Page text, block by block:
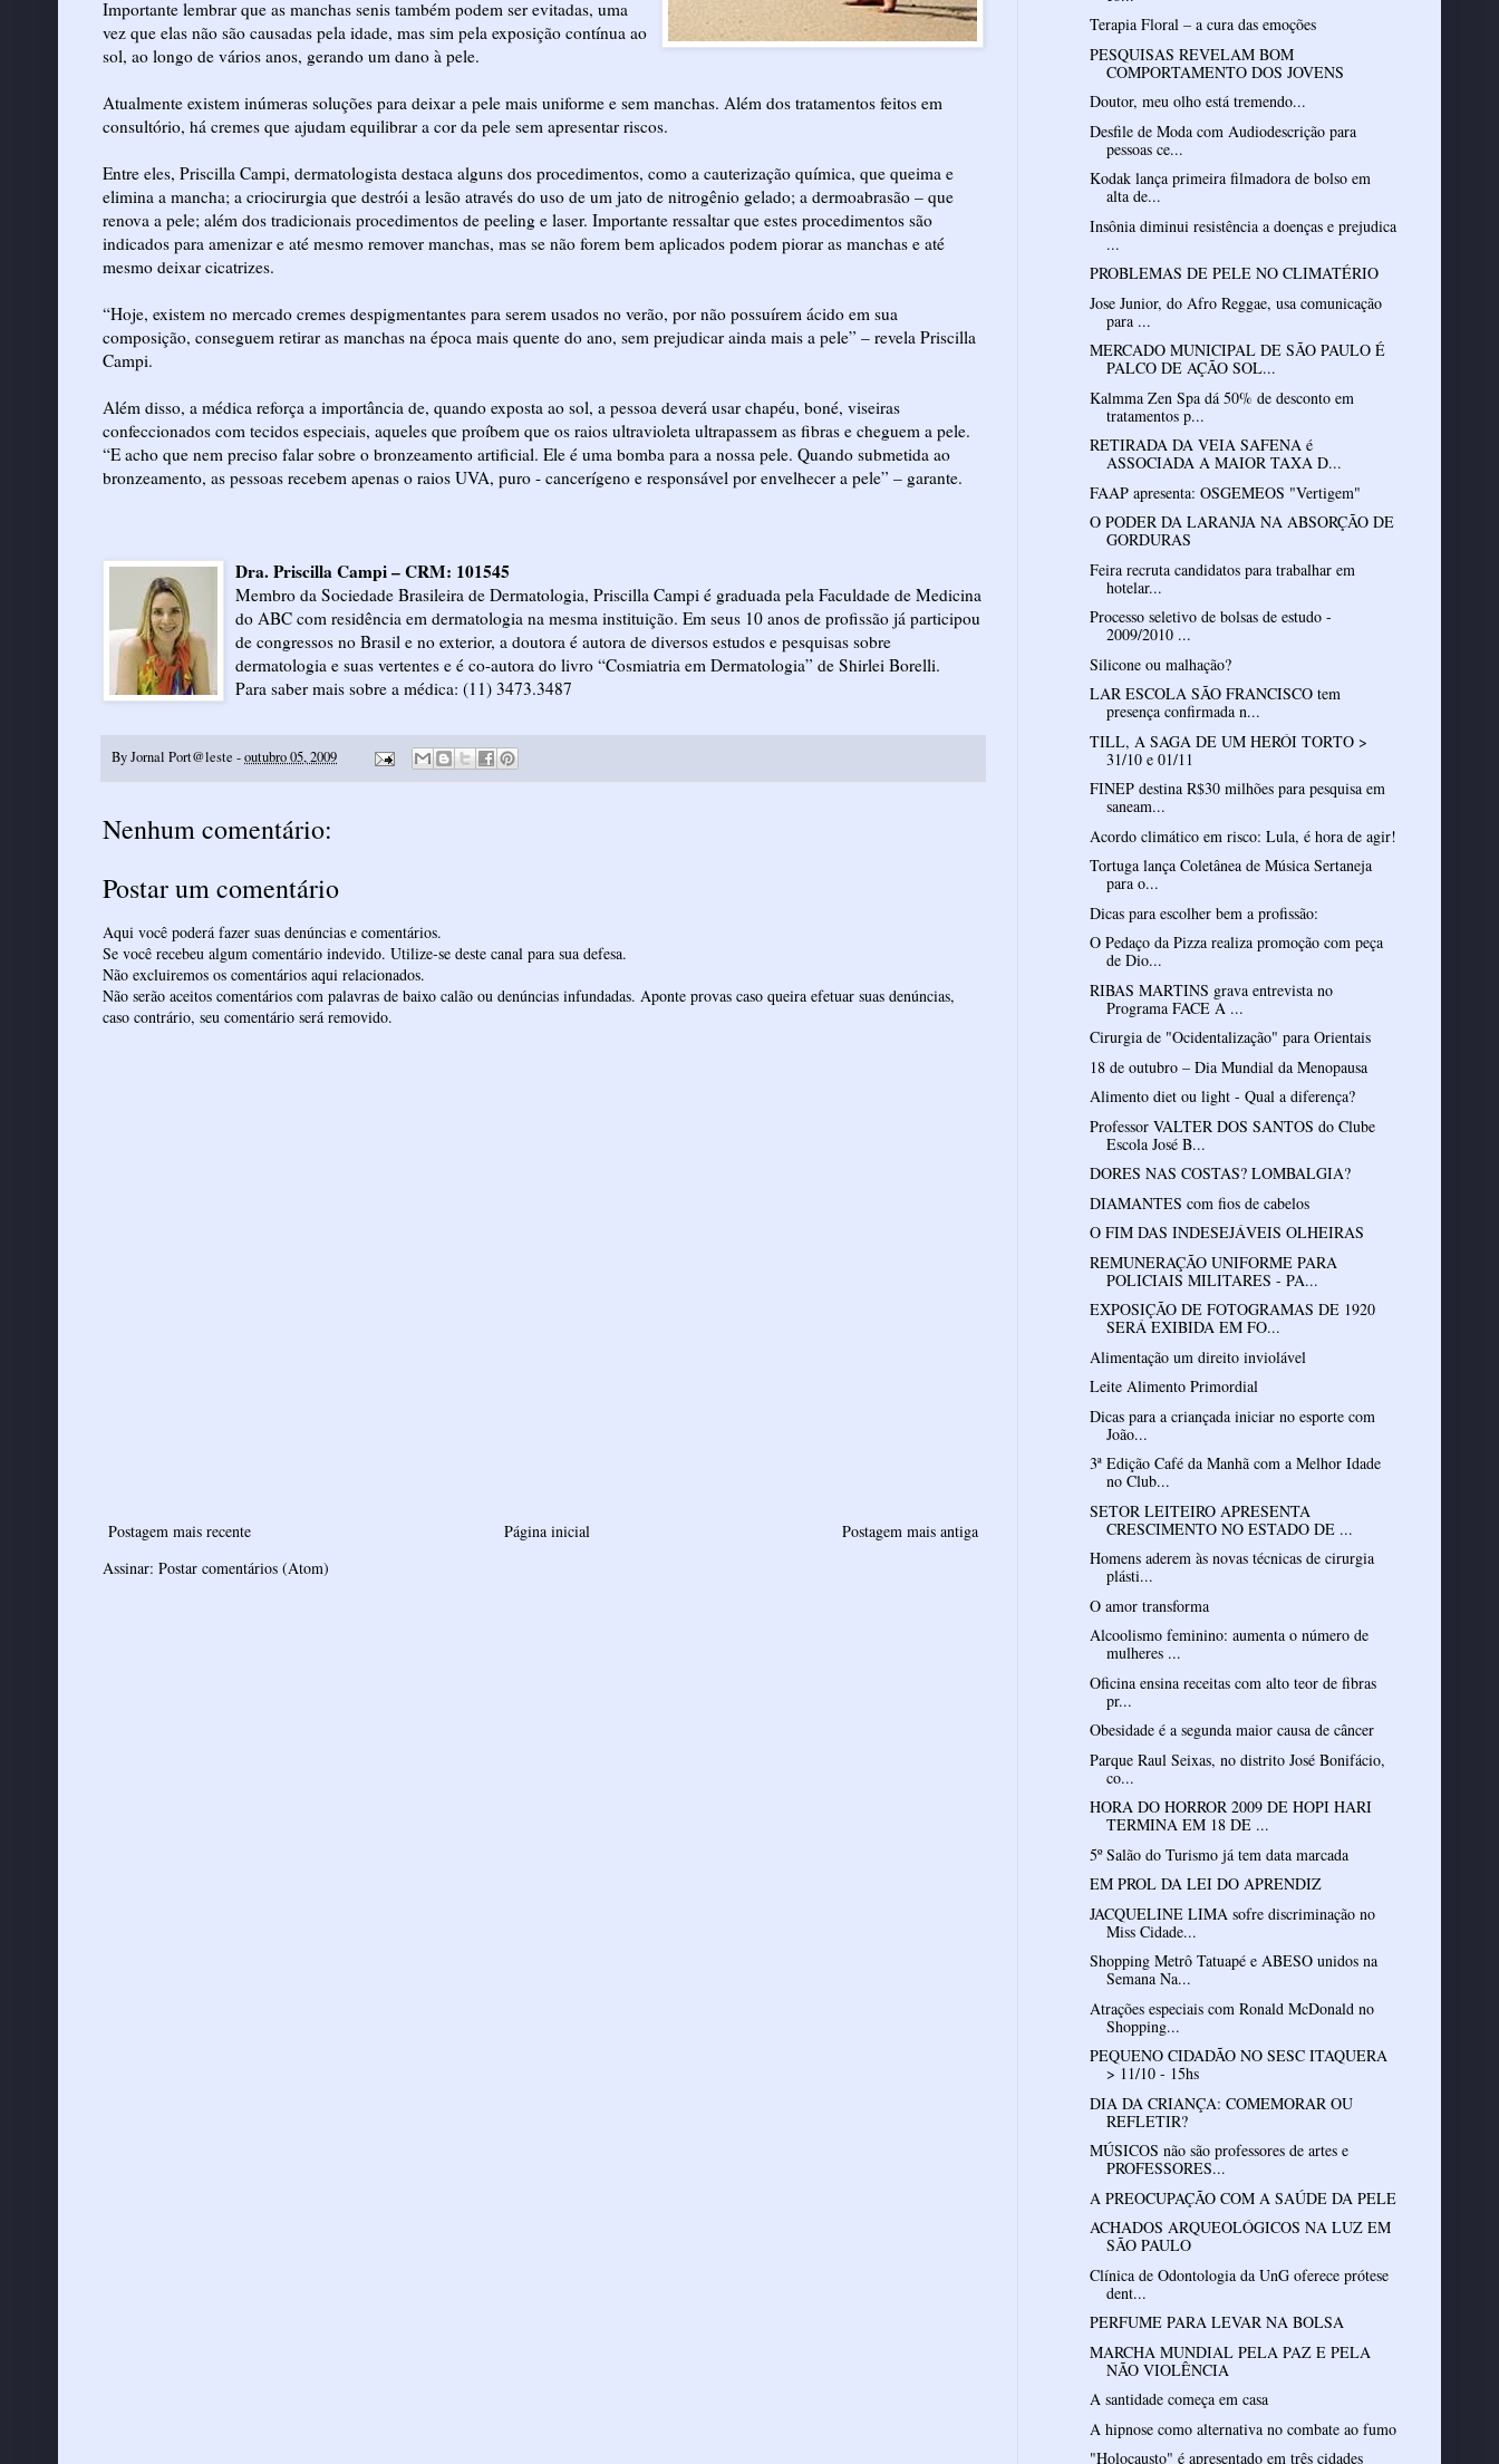
Importante lembrar que as manchas senis também podem ser evitadas, uma
vez que elas não são causadas pela idade, mas sim pela exposição contínua ao
sol, ao longo de vários anos, gerando um dano à pele.
Atualmente existem inúmeras soluções para deixar a pele mais uniforme e sem manchas. Além dos tratamentos feitos em
consultório, há cremes que ajudam equilibrar a cor da pele sem apresentar riscos.
Entre eles, Priscilla Campi, dermatologista destaca alguns dos procedimentos, como a cauterização química, que queima e
elimina a mancha; a criocirurgia que destrói a lesão através do uso de um jato de nitrogênio gelado; a dermoabrasão – que
renova a pele; além dos tradicionais procedimentos de peeling e laser. Importante ressaltar que estes procedimentos são
indicados para amenizar e até mesmo remover manchas, mas se não forem bem aplicados podem piorar as manchas e até
mesmo deixar cicatrizes.
“Hoje, existem no mercado cremes despigmentantes para serem usados no verão, por não possuírem ácido em sua
composição, conseguem retirar as manchas na época mais quente do ano, sem prejudicar ainda mais a pele” – revela Priscilla
Campi.
Além disso, a médica reforça a importância de, quando exposta ao sol, a pessoa deverá usar chapéu, boné, viseiras
confeccionados com tecidos especiais, aqueles que proíbem que os raios ultravioleta ultrapassem as fibras e cheguem a pele.
“E acho que nem preciso falar sobre o bronzeamento artificial. Ele é uma bomba para a nossa pele. Quando submetida ao
bronzeamento, as pessoas recebem apenas o raios UVA, puro - cancerígeno e responsável por envelhecer a pele” – garante.
Dra. Priscilla Campi – CRM: 101545
Membro da Sociedade Brasileira de Dermatologia, Priscilla Campi é graduada pela Faculdade de Medicina
do ABC com residência em dermatologia na mesma instituição. Em seus 10 anos de profissão já participou
de congressos no Brasil e no exterior, a doutora é autora de diversos estudos e pesquisas sobre
dermatologia e suas vertentes e é co-autora do livro “Cosmiatria em Dermatologia” de Shirlei Borelli.
Para saber mais sobre a médica: (11) 3473.3487
ByJornal Port@leste -outubro 05, 2009
Nenhum comentário:
Postar um comentário
Aqui você poderá fazer suas denúncias e comentários.
Se você recebeu algum comentário indevido. Utilize-se deste canal para sua defesa.
Não excluiremos os comentários aqui relacionados.
Não serão aceitos comentários com palavras de baixo calão ou denúncias infundadas. Aponte provas caso queira efetuar suas denúncias,
caso contrário, seu comentário será removido.
Postagem mais recente Postagem mais antiga
Página inicial
Assinar: Postar comentários (Atom)
Terapia Floral – a cura das emoções
PESQUISAS REVELAM BOM
COMPORTAMENTO DOS JOVENS
Doutor, meu olho está tremendo...
Desfile de Moda com Audiodescrição para
pessoas ce...
Kodak lança primeira filmadora de bolso em
alta de...
Insônia diminui resistência a doenças e prejudica
...
PROBLEMAS DE PELE NO CLIMATÉRIO
Jose Junior, do Afro Reggae, usa comunicação
para ...
MERCADO MUNICIPAL DE SÃO PAULO É
PALCO DE AÇÃO SOL...
Kalmma Zen Spa dá 50% de desconto em
tratamentos p...
RETIRADA DA VEIA SAFENA é
ASSOCIADA A MAIOR TAXA D...
FAAP apresenta: OSGEMEOS "Vertigem"
O PODER DA LARANJA NA ABSORÇÃO DE
GORDURAS
Feira recruta candidatos para trabalhar em
hotelar...
Processo seletivo de bolsas de estudo -
2009/2010 ...
Silicone ou malhação?
LAR ESCOLA SÃO FRANCISCO tem
presença confirmada n...
TILL, A SAGA DE UM HERÓI TORTO >
31/10 e 01/11
FINEP destina R$30 milhões para pesquisa em
saneam...
Acordo climático em risco: Lula, é hora de agir!
Tortuga lança Coletânea de Música Sertaneja
para o...
Dicas para escolher bem a profissão:
O Pedaço da Pizza realiza promoção com peça
de Dio...
RIBAS MARTINS grava entrevista no
Programa FACE A ...
Cirurgia de "Ocidentalização" para Orientais
18 de outubro – Dia Mundial da Menopausa
Alimento diet ou light - Qual a diferença?
Professor VALTER DOS SANTOS do Clube
Escola José B...
DORES NAS COSTAS? LOMBALGIA?
DIAMANTES com fios de cabelos
O FIM DAS INDESEJÁVEIS OLHEIRAS
REMUNERAÇÃO UNIFORME PARA
POLICIAIS MILITARES - PA...
EXPOSIÇÃO DE FOTOGRAMAS DE 1920
SERÁ EXIBIDA EM FO...
Alimentação um direito inviolável
Leite Alimento Primordial
Dicas para a criançada iniciar no esporte com
João...
3ª Edição Café da Manhã com a Melhor Idade
no Club...
SETOR LEITEIRO APRESENTA
CRESCIMENTO NO ESTADO DE ...
Homens aderem às novas técnicas de cirurgia
plásti...
O amor transforma
Alcoolismo feminino: aumenta o número de
mulheres ...
Oficina ensina receitas com alto teor de fibras
pr...
Obesidade é a segunda maior causa de câncer
Parque Raul Seixas, no distrito José Bonifácio,
co...
HORA DO HORROR 2009 DE HOPI HARI
TERMINA EM 18 DE ...
5º Salão do Turismo já tem data marcada
EM PROL DA LEI DO APRENDIZ
JACQUELINE LIMA sofre discriminação no
Miss Cidade...
Shopping Metrô Tatuapé e ABESO unidos na
Semana Na...
Atrações especiais com Ronald McDonald no
Shopping...
PEQUENO CIDADÃO NO SESC ITAQUERA
> 11/10 - 15hs
DIA DA CRIANÇA: COMEMORAR OU
REFLETIR?
MÚSICOS não são professores de artes e
PROFESSORES...
A PREOCUPAÇÃO COM A SAÚDE DA PELE
ACHADOS ARQUEOLÓGICOS NA LUZ EM
SÃO PAULO
Clínica de Odontologia da UnG oferece prótese
dent...
PERFUME PARA LEVAR NA BOLSA
MARCHA MUNDIAL PELA PAZ E PELA
NÃO VIOLÊNCIA
A santidade começa em casa
A hipnose como alternativa no combate ao fumo
"Holocausto" é apresentado em três cidades